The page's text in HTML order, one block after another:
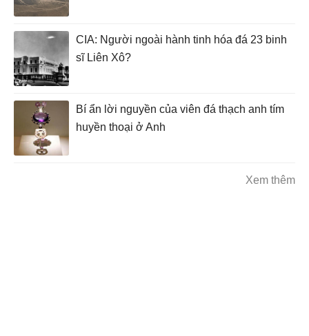
CIA: Người ngoài hành tinh hóa đá 23 binh
sĩ Liên Xô?
Bí ẩn lời nguyền của viên đá thạch anh tím
huyền thoại ở Anh
Xem thêm